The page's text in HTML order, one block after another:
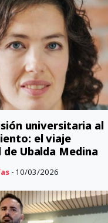
universitaria al
el viaje
Ubalda Medina
- 10/03/2026